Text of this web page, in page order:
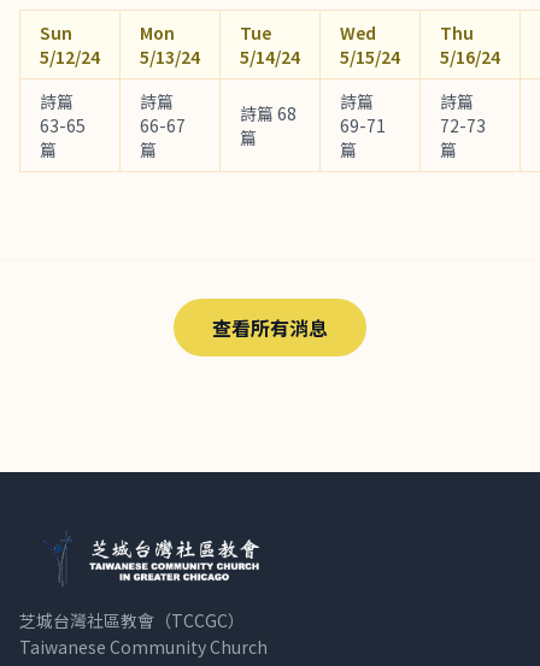
Sun
5/12/24
Mon
5/13/24
Tue
5/14/24
Wed
5/15/24
Thu
5/16/24
詩篇
63-65
篇
詩篇
66-67
篇
詩篇 68
篇
詩篇
69-71
篇
詩篇
72-73
篇
查看所有消息
芝城台灣社區教會（TCCGC）
Taiwanese Community Church